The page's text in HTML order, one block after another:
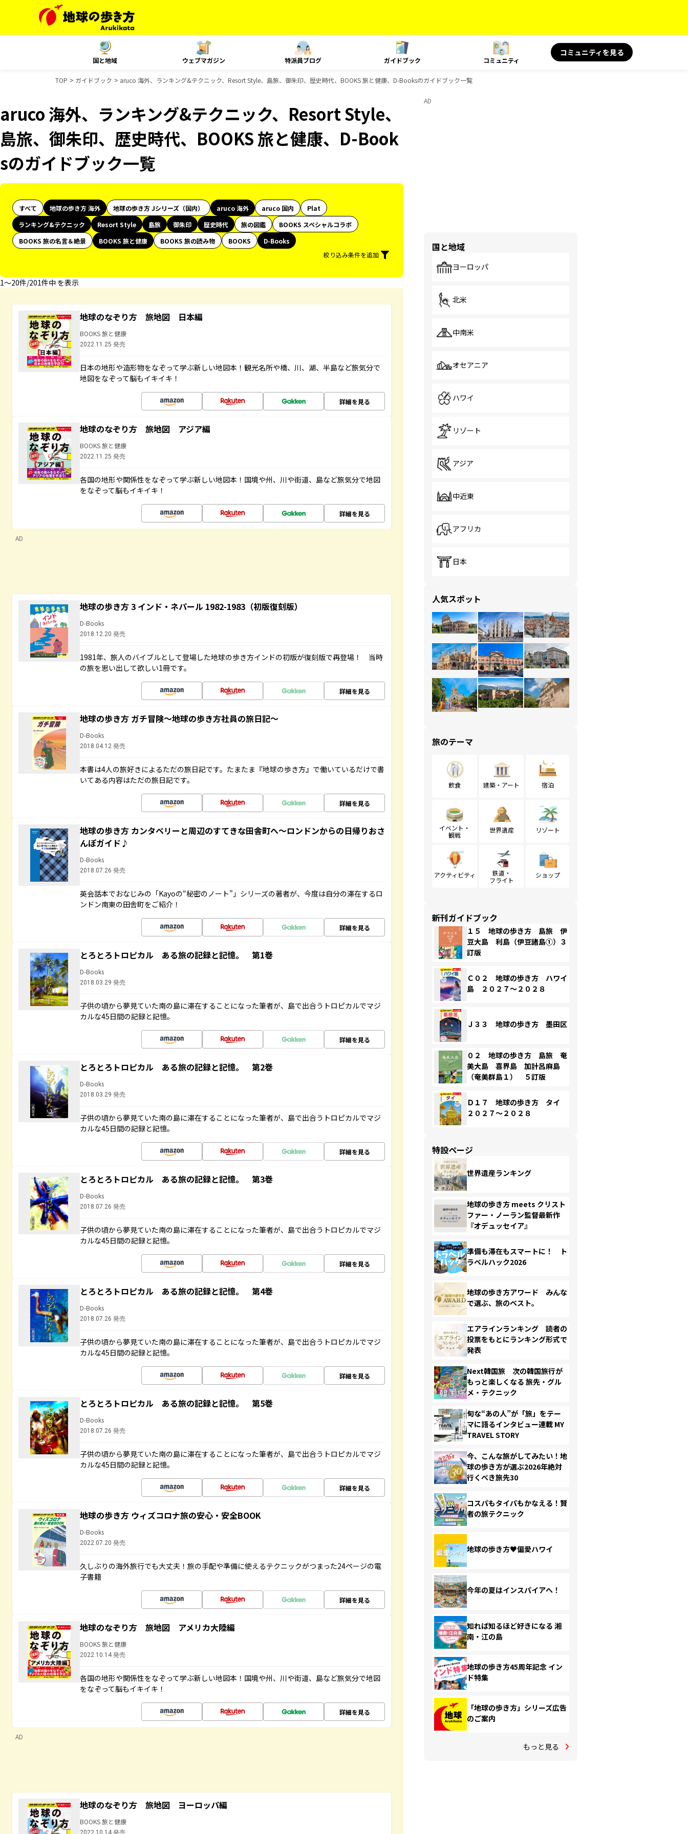
国と地域 ウェブマガジン 特派員ブログ ガイドブック コミュニティ
コミュニティを見る
TOP ガイドブック aruco 海外、ランキング&テクニック、Resort Style、島旅、御朱印、歴史時代、BOOKS 旅と健康、D-Booksのガイドブック一覧
aruco 海外、ランキング&テクニック、Resort Style、
島旅、御朱印、歴史時代、BOOKS 旅と健康、D-Book
sのガイドブック一覧
すべて 地球の歩き方 海外 地球の歩き方 Jシリーズ（国内） aruco 海外 aruco 国内
Plat
ランキング&テクニック
Resort Style 島旅 御朱印 歴史時代 旅の図鑑
BOOKS スペシャルコラボ
BOOKS 旅の名言＆絶景
BOOKS 旅と健康 BOOKS 旅の読み物 BOOKS
D-Books
絞り込み条件を追加
1〜20件/201件中 を表示
地球のなぞり方 旅地図 日本編
BOOKS 旅と健康
2022.11.25 発売
日本の地形や造形物をなぞって学ぶ新しい地図本！観光名所や橋、川、湖、半島など旅気分で
地図をなぞって脳もイキイキ！
詳細を見る
地球のなぞり方 旅地図 アジア編
BOOKS 旅と健康
2022.11.25 発売
各国の地形や関係性をなぞって学ぶ新しい地図本！国境や州、川や街道、島など旅気分で地図
をなぞって脳もイキイキ！
詳細を見る
AD
地球の歩き方 3 インド・ネパール 1982-1983（初版復刻版）
D-Books
2018.12.20 発売
1981年、旅人のバイブルとして登場した地球の歩き方インドの初版が復刻版で再登場！ 当時
の旅を思い出して欲しい1冊です。
詳細を見る
地球の歩き方 ガチ冒険～地球の歩き方社員の旅日記～
D-Books
2018.04.12 発売
本書は4人の旅好きによるただの旅日記です。たまたま『地球の歩き方』で働いているだけで書
いてある内容はただの旅日記です。
詳細を見る
地球の歩き方 カンタベリーと周辺のすてきな田舎町へ～ロンドンからの日帰りおさ
んぽガイド♪
D-Books
2018.07.26 発売
英会話本でおなじみの「Kayoの“秘密のノート”」シリーズの著者が、今度は自分の滞在するロ
ンドン南東の田舎町をご紹介！
詳細を見る
とろとろトロピカル ある旅の記録と記憶。 第1巻
D-Books
2018.03.29 発売
子供の頃から夢見ていた南の島に滞在することになった筆者が、島で出合うトロピカルでマジ
カルな45日間の記録と記憶。
詳細を見る
とろとろトロピカル ある旅の記録と記憶。 第2巻
D-Books
2018.03.29 発売
子供の頃から夢見ていた南の島に滞在することになった筆者が、島で出合うトロピカルでマジ
カルな45日間の記録と記憶。
詳細を見る
とろとろトロピカル ある旅の記録と記憶。 第3巻
D-Books
2018.07.26 発売
子供の頃から夢見ていた南の島に滞在することになった筆者が、島で出合うトロピカルでマジ
カルな45日間の記録と記憶。
詳細を見る
とろとろトロピカル ある旅の記録と記憶。 第4巻
D-Books
2018.07.26 発売
子供の頃から夢見ていた南の島に滞在することになった筆者が、島で出合うトロピカルでマジ
カルな45日間の記録と記憶。
詳細を見る
とろとろトロピカル ある旅の記録と記憶。 第5巻
D-Books
2018.07.26 発売
子供の頃から夢見ていた南の島に滞在することになった筆者が、島で出合うトロピカルでマジ
カルな45日間の記録と記憶。
詳細を見る
地球の歩き方 ウィズコロナ旅の安心・安全BOOK
D-Books
2022.07.20 発売
久しぶりの海外旅行でも大丈夫！旅の手配や準備に使えるテクニックがつまった24ページの電
子書籍
詳細を見る
地球のなぞり方 旅地図 アメリカ大陸編
BOOKS 旅と健康
2022.10.14 発売
各国の地形や関係性をなぞって学ぶ新しい地図本！国境や州、川や街道、島など旅気分で地図
をなぞって脳もイキイキ！
詳細を見る
AD
地球のなぞり方 旅地図 ヨーロッパ編
BOOKS 旅と健康
2022.10.14 発売
AD
国と地域
ヨーロッパ
北米
中南米
オセアニア
ハワイ
リゾート
アジア
中近東
アフリカ
日本
人気スポット
旅のテーマ
飲食 建築・アート 宿泊
イベント・
観戦
世界遺産 リゾート
アクティビティ
鉄道・
フライト
ショップ
新刊ガイドブック
１５ 地球の歩き方 島旅 伊
豆大島 利島（伊豆諸島①）３
訂版
Ｃ０２ 地球の歩き方 ハワイ
島 ２０２７～２０２８
Ｊ３３ 地球の歩き方 墨田区
０２ 地球の歩き方 島旅 奄
美大島 喜界島 加計呂麻島
（奄美群島１） ５訂版
Ｄ１７ 地球の歩き方 タイ
２０２７～２０２８
特設ページ
世界遺産ランキング
地球の歩き方 meets クリスト
ファー・ノーラン監督最新作
『オデュッセイア』
準備も滞在もスマートに！ ト
ラベルハック2026
地球の歩き方アワード みんな
で選ぶ、旅のベスト。
エアラインランキング 読者の
投票をもとにランキング形式で
発表
Next韓国旅 次の韓国旅行が
もっと楽しくなる 旅先・グル
メ・テクニック
旬な“あの人”が「旅」をテー
マに語るインタビュー連載 MY
TRAVEL STORY
今、こんな旅がしてみたい！地
球の歩き方が選ぶ2026年絶対
行くべき旅先30
コスパもタイパもかなえる！賢
者の旅テクニック
地球の歩き方♥偏愛ハワイ
今年の夏はインスパイアへ！
知れば知るほど好きになる 湘
南・江の島
地球の歩き方45周年記念 イン
ド特集
「地球の歩き方」シリーズ広告
のご案内
もっと見る